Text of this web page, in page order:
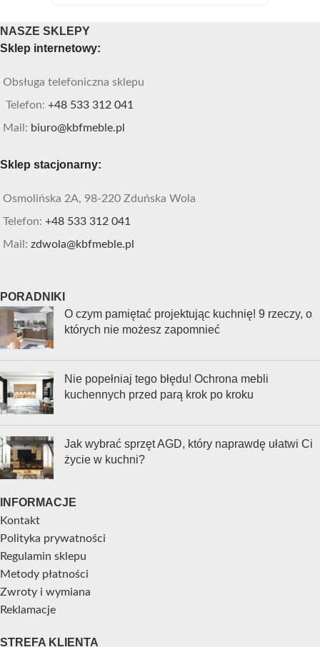
NASZE SKLEPY
Sklep internetowy:
Obsługa telefoniczna sklepu
Telefon: +48 533 312 041
Mail: biuro@kbfmeble.pl
Sklep stacjonarny:
Osmolińska 2A, 98-220 Zduńska Wola
Telefon: +48 533 312 041
Mail: zdwola@kbfmeble.pl
PORADNIKI
O czym pamiętać projektując kuchnię! 9 rzeczy, o
których nie możesz zapomnieć
Nie popełniaj tego błędu! Ochrona mebli
kuchennych przed parą krok po kroku
Jak wybrać sprzęt AGD, który naprawdę ułatwi Ci
życie w kuchni?
INFORMACJE
Kontakt
Polityka prywatności
Regulamin sklepu
Metody płatności
Zwroty i wymiana
Reklamacje
STREFA KLIENTA